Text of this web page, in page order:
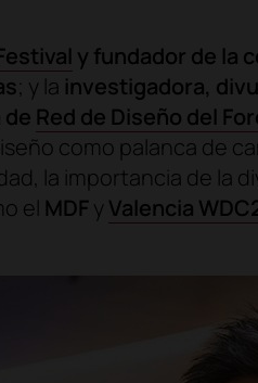
y fundador de la
; y la investigadora,
Red de Diseño del
como palanca de
la importancia de la
el MDFy Valencia